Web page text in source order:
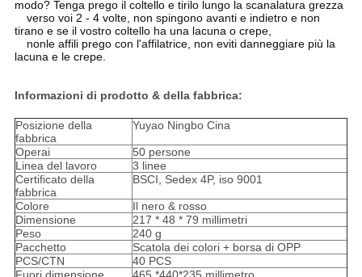
modo? Tenga prego il coltello e tirilo lungo la scanalatura grezza
verso voi 2 - 4 volte, non spingono avanti e indietro e non
tirano e se il vostro coltello ha una lacuna o crepe,
nonle affili prego con l'affilatrice, non eviti danneggiare più la
lacuna e le crepe.
Informazioni di prodotto & della fabbrica:
Posizione della
fabbrica
Yuyao Ningbo Cina
Operai
50 persone
Linea del lavoro
3 linee
Certificato della
fabbrica
BSCI, Sedex 4P, iso 9001
Colore
Il nero & rosso
Dimensione
217 * 48 * 79 millimetri
Peso
240 g
Pacchetto
Scatola dei colori + borsa di OPP
PCS/CTN
40 PCS